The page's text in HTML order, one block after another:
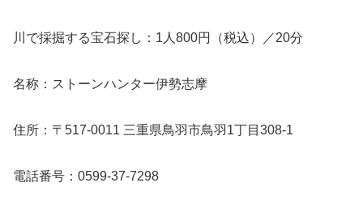
川で採掘する宝石探し：1人800円（税込）／20分
名称：ストーンハンター伊勢志摩
住所：〒517-0011 三重県鳥羽市鳥羽1丁目308-1
電話番号：0599-37-7298